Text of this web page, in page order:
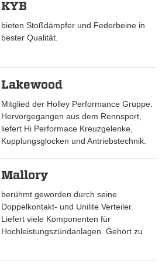
KYB
bieten Stoßdämpfer und Federbeine in
bester Qualität.
Lakewood
Mitglied der Holley Performance Gruppe.
Hervorgegangen aus dem Rennsport,
liefert Hi Performace Kreuzgelenke,
Kupplungsglocken und Antriebstechnik.
Mallory
berühmt geworden durch seine
Doppelkontakt- und Unilite Verteiler.
Liefert viele Komponenten für
Hochleistungszündanlagen. Gehört zu